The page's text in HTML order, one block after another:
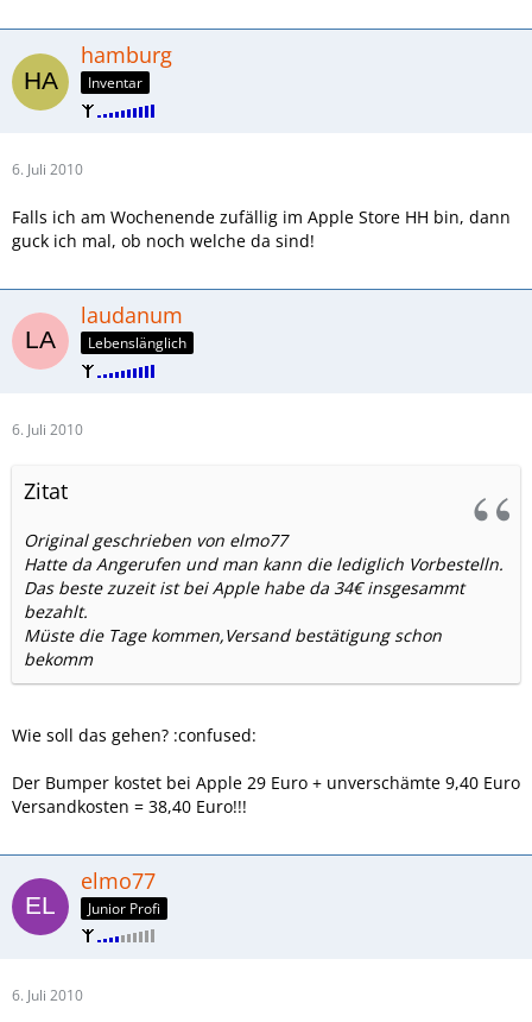
hamburg
Inventar
6. Juli 2010
Falls ich am Wochenende zufällig im Apple Store HH bin, dann
guck ich mal, ob noch welche da sind!
laudanum
Lebenslänglich
6. Juli 2010
Zitat
Original geschrieben von elmo77
Hatte da Angerufen und man kann die lediglich Vorbestelln.
Das beste zuzeit ist bei Apple habe da 34€ insgesammt
bezahlt.
Müste die Tage kommen,Versand bestätigung schon
bekomm
Wie soll das gehen? :confused:
Der Bumper kostet bei Apple 29 Euro + unverschämte 9,40 Euro
Versandkosten = 38,40 Euro!!!
elmo77
Junior Profi
6. Juli 2010